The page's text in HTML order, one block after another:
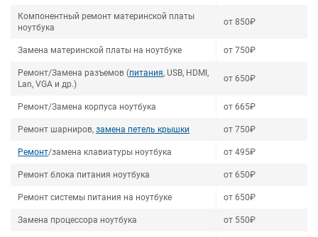
Компонентный ремонт материнской платы
ноутбука
от 850₽
Замена материнской платы на ноутбуке от 750₽
Ремонт/Замена разъемов (питания, USB, HDMI,
Lan, VGA и др.)
от 650₽
Ремонт/Замена корпуса ноутбука от 665₽
Ремонт шарниров, замена петель крышки от 750₽
Ремонт/замена клавиатуры ноутбука от 495₽
Ремонт блока питания ноутбука от 650₽
Ремонт системы питания на ноутбуке от 650₽
Замена процессора ноутбука от 550₽